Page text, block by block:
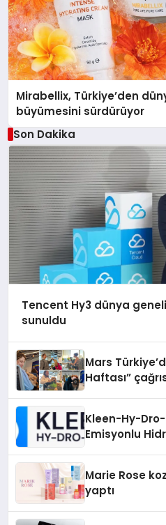
Mirabellix, Türkiye’den
büyümesini sürdürüyor
Son Dakika
Tencent Hy3 dünya
sunuldu
Mars
Haftası”
Kleen-Hy-Dro-
Emisyonlu
Marie Rose
yaptı